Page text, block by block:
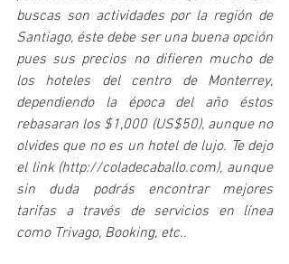
buscas son actividades por la región de
Santiago, éste debe ser una buena opción
pues sus precios no difieren mucho de
los hoteles del centro de Monterrey,
dependiendo la época del año éstos
rebasaran los $1,000 (US$50), aunque no
olvides que no es un hotel de lujo. Te dejo
el link (http://coladecaballo.com), aunque
sin duda podrás encontrar mejores
tarifas a través de servicios en línea
como Trivago, Booking, etc..